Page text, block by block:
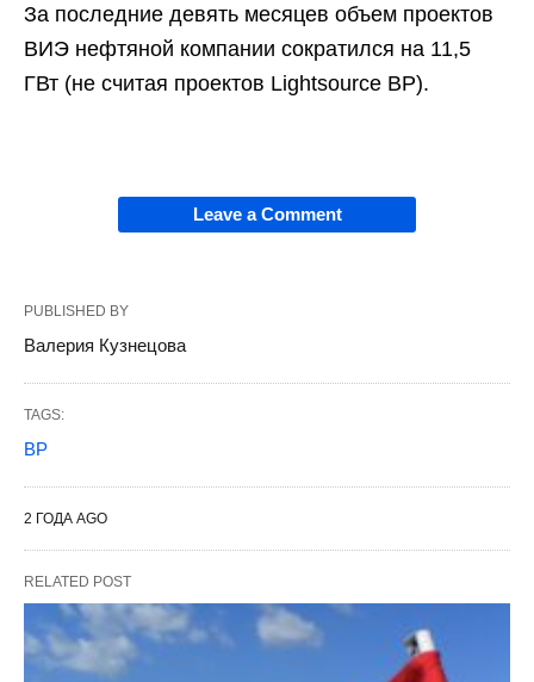
За последние девять месяцев объем проектов
ВИЭ нефтяной компании сократился на 11,5
ГВт (не считая проектов Lightsource BP).
Leave a Comment
PUBLISHED BY
Валерия Кузнецова
TAGS:
BP
2 ГОДА AGO
RELATED POST